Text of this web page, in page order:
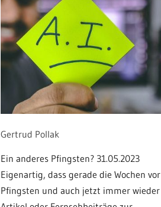
Gertrud Pollak
Ein anderes Pfingsten? 31.05.2023
Eigenartig, dass gerade die Wochen vor
Pfingsten und auch jetzt immer wieder